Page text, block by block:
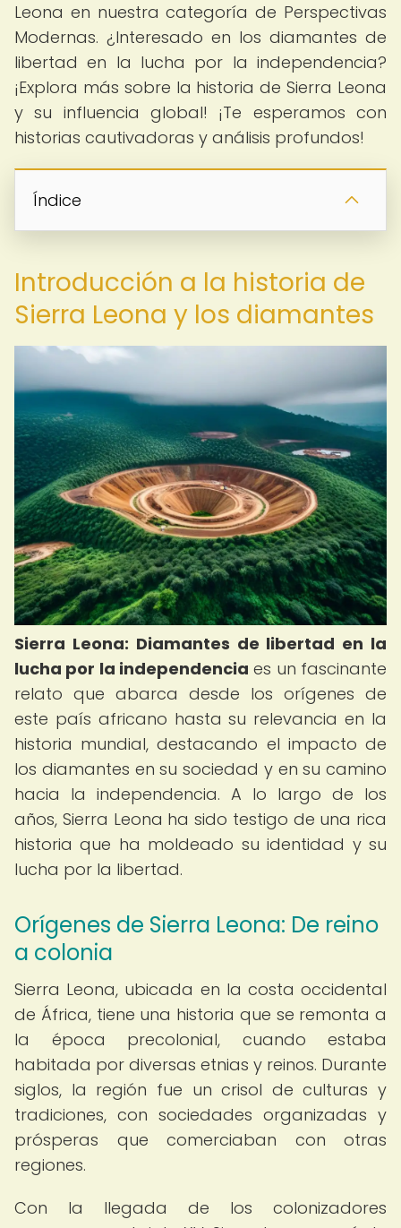
Leona en nuestra categoría de Perspectivas
Modernas. ¿Interesado en los diamantes de
libertad en la lucha por la independencia?
¡Explora más sobre la historia de Sierra Leona
y su influencia global! ¡Te esperamos con
historias cautivadoras y análisis profundos!
Índice
Introducción a la historia de
Sierra Leona y los diamantes
Sierra Leona: Diamantes de libertad en la
lucha por la independencia es un fascinante
relato que abarca desde los orígenes de
este país africano hasta su relevancia en la
historia mundial, destacando el impacto de
los diamantes en su sociedad y en su camino
hacia la independencia. A lo largo de los
años, Sierra Leona ha sido testigo de una rica
historia que ha moldeado su identidad y su
lucha por la libertad.
Orígenes de Sierra Leona: De reino
a colonia
Sierra Leona, ubicada en la costa occidental
de África, tiene una historia que se remonta a
la época precolonial, cuando estaba
habitada por diversas etnias y reinos. Durante
siglos, la región fue un crisol de culturas y
tradiciones, con sociedades organizadas y
prósperas que comerciaban con otras
regiones.
Con la llegada de los colonizadores